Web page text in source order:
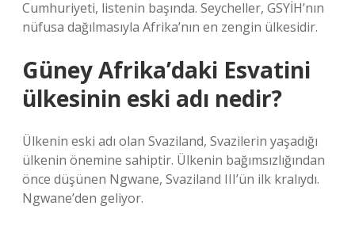
Cumhuriyeti, listenin başında. Seycheller, GSYİH’nın
nüfusa dağılmasıyla Afrika’nın en zengin ülkesidir.
Güney Afrika’daki Esvatini
ülkesinin eski adı nedir?
Ülkenin eski adı olan Svaziland, Svazilerin yaşadığı
ülkenin önemine sahiptir. Ülkenin bağımsızlığından
önce düşünen Ngwane, Svaziland III’ün ilk kralıydı.
Ngwane’den geliyor.